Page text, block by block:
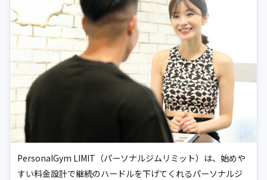
PersonalGym LIMIT（パーソナルジムリミット）は、始めや
すい料金設計で継続のハードルを下げてくれるパーソナルジ